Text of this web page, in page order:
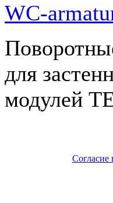
WC-
для
модулей
Согласие